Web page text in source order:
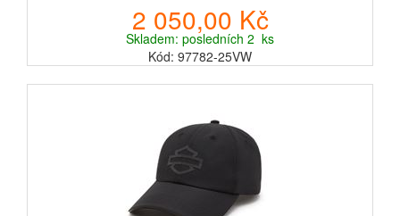
2 050,00 Kč
Skladem: posledních 2 ks
Kód: 97782-25VW